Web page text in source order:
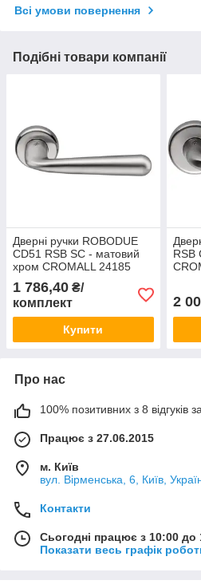
Всі умови повернення
Подібні товари компанії
Дверні ручки ROBODUE
CD51 RSB SC - матовий
хром CROMALL 24185
COLOMBO Італія
1 786,40 ₴/
комплект
Купити
RSB
2
Про нас
100% позитивних з 8 відгуків
Працює з 27.06.2015
м. Київ
вул. Вірменська, 6, Київ,
Контакти
Сьогодні працює з 10:00 до
Показати весь графік